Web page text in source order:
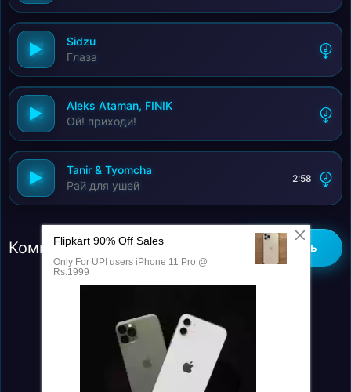
Sidzu
Глаза
Aleks Ataman, FINIK
Ой! приходи!
Tanir & Tyomcha
Рай для ушей
2:58
Комментарии (0) Добавить